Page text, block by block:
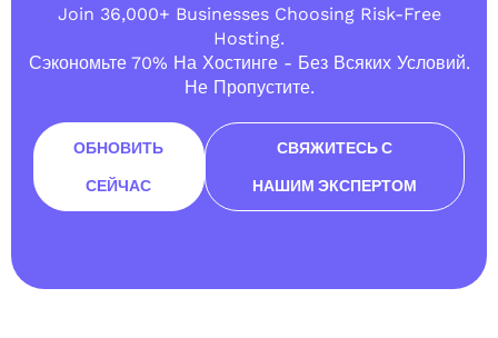
Join 36,000+ Businesses Choosing Risk-Free
Hosting.
Сэкономьте 70% На Хостинге - Без Всяких Условий.
Не Пропустите.
ОБНОВИТЬ
СЕЙЧАС
СВЯЖИТЕСЬ С
НАШИМ ЭКСПЕРТОМ